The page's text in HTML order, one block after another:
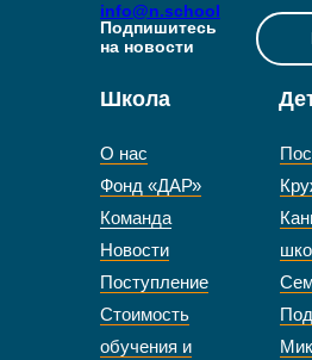
Школа
О нас
Фонд «ДАР»
Команда
Новости
Поступление
Стоимость
обучения и
Подпишитесь
на новости
info@n.school